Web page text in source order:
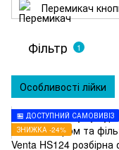
Перемикач
Фільтр 1
Особливості лійки
🏪 ДОСТУПНИЙ САМОВИВІЗ
ЗНИЖКА -24%